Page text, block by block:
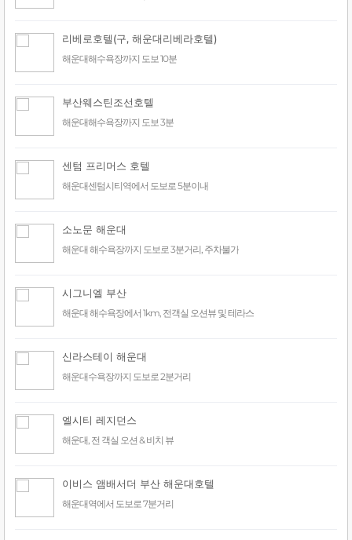
리베로호텔(구, 해운대리베라호텔)
해운대해수욕장까지 도보 10분
부산웨스틴조선호텔
해운대해수욕장까지 도보 3분
센텀 프리머스 호텔
해운대센텀시티역에서 도보로 5분이내
소노문 해운대
해운대 해수욕장까지 도보로 3분거리, 주차불가
시그니엘 부산
해운대 해수욕장에서 1km, 전객실 오션뷰 및 테라스
신라스테이 해운대
해운대수욕장까지 도보로 2분거리
엘시티 레지던스
해운대, 전 객실 오션 & 비치 뷰
이비스 앰배서더 부산 해운대호텔
해운대역에서 도보로 7분거리